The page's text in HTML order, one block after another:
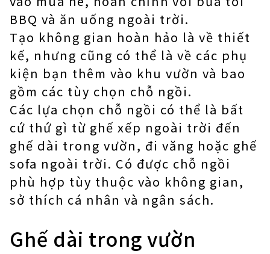
BBQ và ăn uống ngoài trời.
Tạo không gian hoàn hảo là về thiết
kế, nhưng cũng có thể là về các phụ
kiện bạn thêm vào khu vườn và bao
gồm các tùy chọn chỗ ngồi.
Các lựa chọn chỗ ngồi có thể là bất
cứ thứ gì từ ghế xếp ngoài trời đến
ghế dài trong vườn, đi văng hoặc ghế
sofa ngoài trời. Có được chỗ ngồi
phù hợp tùy thuộc vào không gian,
sở thích cá nhân và ngân sách.
Ghế dài trong vườn